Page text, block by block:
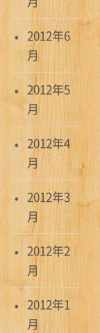
2012年6
月
2012年5
月
2012年4
月
2012年3
月
2012年2
月
2012年1
月